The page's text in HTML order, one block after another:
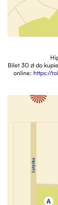
Bilet 30 zł do
online: https://